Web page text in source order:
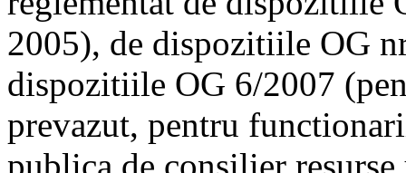
2005), de dispozitiile OG
dispozitiile OG 6/2007
prevazut, pentru